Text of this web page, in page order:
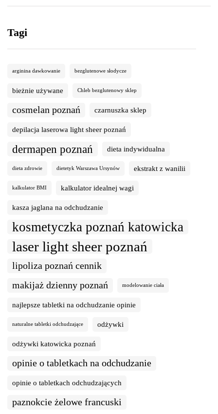
Tagi
arginina dawkowanie bezglutenowe słodycze
bieżnie używane Chleb bezglutenowy sklep
cosmelan poznań czarnuszka sklep
depilacja laserowa light sheer poznań
dermapen poznań dieta indywidualna
dieta zdrowie dietetyk Warszawa Ursynów ekstrakt z wanilii
kalkulator BMI kalkulator idealnej wagi
kasza jaglana na odchudzanie
kosmetyczka poznań katowicka
laser light sheer poznań
lipoliza poznań cennik
makijaż dzienny poznań
modelowanie ciała
najlepsze tabletki na odchudzanie opinie
naturalne tabletki odchudzające odżywki
odżywki katowicka poznań
opinie o tabletkach na odchudzanie
opinie o tabletkach odchudzających
paznokcie żelowe francuski